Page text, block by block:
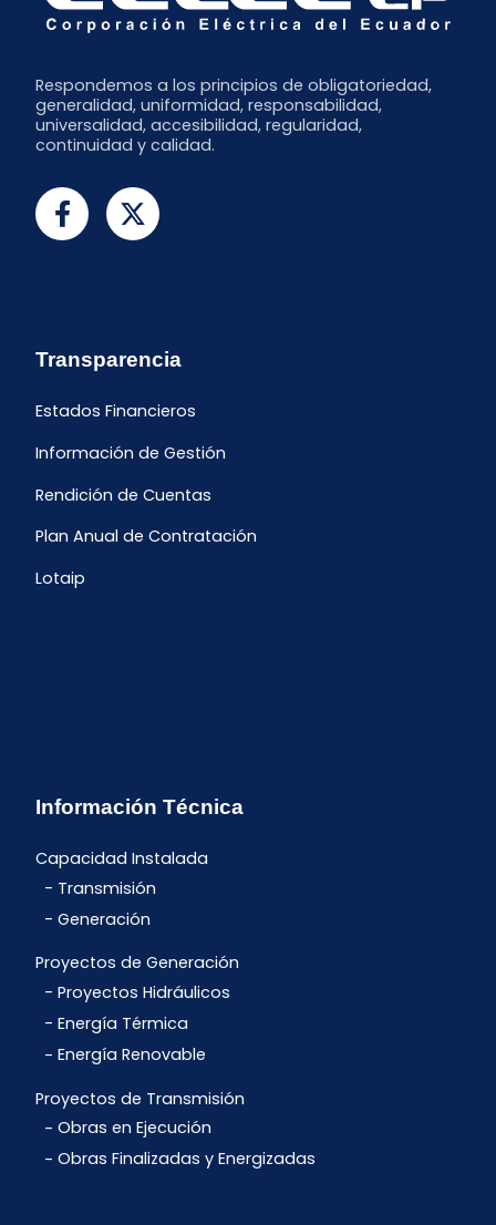
Respondemos a los principios de obligatoriedad,
generalidad, uniformidad, responsabilidad,
universalidad, accesibilidad, regularidad,
continuidad y calidad.
Transparencia
Estados Financieros
Información de Gestión
Rendición de Cuentas
Plan Anual de Contratación
Lotaip
Información Técnica
Capacidad Instalada
Transmisión
Generación
Proyectos de Generación
Proyectos Hidráulicos
Energía Térmica
Energía Renovable
Proyectos de Transmisión
Obras en Ejecución
Obras Finalizadas y Energizadas